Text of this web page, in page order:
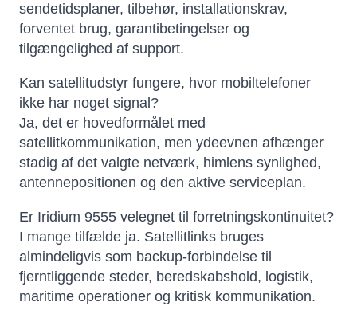
sendetidsplaner, tilbehør, installationskrav,
forventet brug, garantibetingelser og
tilgængelighed af support.
Kan satellitudstyr fungere, hvor mobiltelefoner
ikke har noget signal?
Ja, det er hovedformålet med
satellitkommunikation, men ydeevnen afhænger
stadig af det valgte netværk, himlens synlighed,
antennepositionen og den aktive serviceplan.
Er Iridium 9555 velegnet til forretningskontinuitet?
I mange tilfælde ja. Satellitlinks bruges
almindeligvis som backup-forbindelse til
fjerntliggende steder, beredskabshold, logistik,
maritime operationer og kritisk kommunikation.